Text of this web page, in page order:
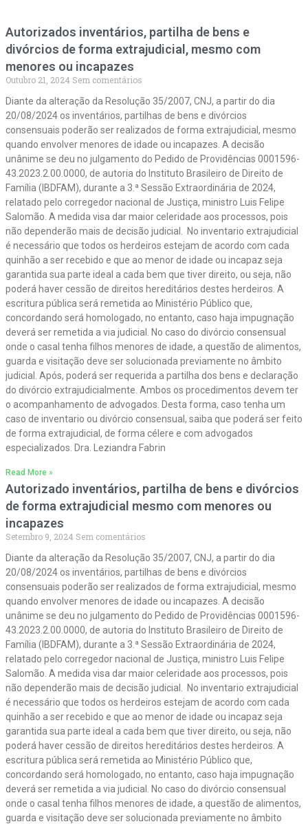
Autorizados inventários, partilha de bens e
divórcios de forma extrajudicial, mesmo com
menores ou incapazes
Outubro 21, 2024 Sem comentários
Diante da alteração da Resolução 35/2007, CNJ, a partir do dia
20/08/2024 os inventários, partilhas de bens e divórcios
consensuais poderão ser realizados de forma extrajudicial, mesmo
quando envolver menores de idade ou incapazes. A decisão
unânime se deu no julgamento do Pedido de Providências 0001596-
43.2023.2.00.0000, de autoria do Instituto Brasileiro de Direito de
Família (IBDFAM), durante a 3.ª Sessão Extraordinária de 2024,
relatado pelo corregedor nacional de Justiça, ministro Luis Felipe
Salomão. A medida visa dar maior celeridade aos processos, pois
não dependerão mais de decisão judicial. No inventario extrajudicial
é necessário que todos os herdeiros estejam de acordo com cada
quinhão a ser recebido e que ao menor de idade ou incapaz seja
garantida sua parte ideal a cada bem que tiver direito, ou seja, não
poderá haver cessão de direitos hereditários destes herdeiros. A
escritura pública será remetida ao Ministério Público que,
concordando será homologado, no entanto, caso haja impugnação
deverá ser remetida a via judicial. No caso do divórcio consensual
onde o casal tenha filhos menores de idade, a questão de alimentos,
guarda e visitação deve ser solucionada previamente no âmbito
judicial. Após, poderá ser requerida a partilha dos bens e declaração
do divórcio extrajudicialmente. Ambos os procedimentos devem ter
o acompanhamento de advogados. Desta forma, caso tenha um
caso de inventario ou divórcio consensual, saiba que poderá ser feito
de forma extrajudicial, de forma célere e com advogados
especializados. Dra. Leziandra Fabrin
Read More »
Autorizado inventários, partilha de bens e divórcios
de forma extrajudicial mesmo com menores ou
incapazes
Setembro 9, 2024 Sem comentários
Diante da alteração da Resolução 35/2007, CNJ, a partir do dia
20/08/2024 os inventários, partilhas de bens e divórcios
consensuais poderão ser realizados de forma extrajudicial, mesmo
quando envolver menores de idade ou incapazes. A decisão
unânime se deu no julgamento do Pedido de Providências 0001596-
43.2023.2.00.0000, de autoria do Instituto Brasileiro de Direito de
Família (IBDFAM), durante a 3.ª Sessão Extraordinária de 2024,
relatado pelo corregedor nacional de Justiça, ministro Luis Felipe
Salomão. A medida visa dar maior celeridade aos processos, pois
não dependerão mais de decisão judicial. No inventario extrajudicial
é necessário que todos os herdeiros estejam de acordo com cada
quinhão a ser recebido e que ao menor de idade ou incapaz seja
garantida sua parte ideal a cada bem que tiver direito, ou seja, não
poderá haver cessão de direitos hereditários destes herdeiros. A
escritura pública será remetida ao Ministério Público que,
concordando será homologado, no entanto, caso haja impugnação
deverá ser remetida a via judicial. No caso do divórcio consensual
onde o casal tenha filhos menores de idade, a questão de alimentos,
guarda e visitação deve ser solucionada previamente no âmbito